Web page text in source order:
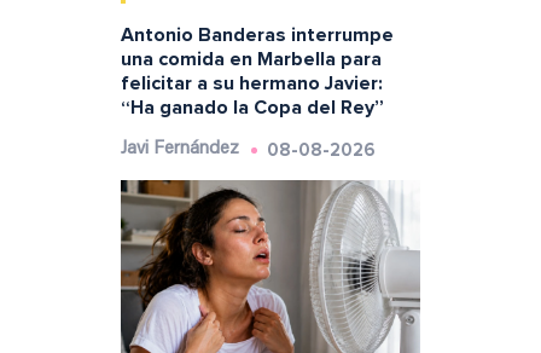
Antonio Banderas interrumpe
una comida en Marbella para
felicitar a su hermano Javier:
“Ha ganado la Copa del Rey”
Javi Fernández 08-08-2026